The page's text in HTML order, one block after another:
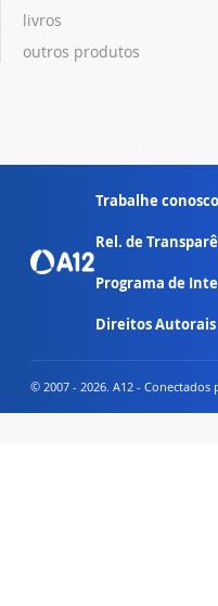
livros
outros produtos
Trabalhe conosco
Rel. de
Programa de
Direitos Autorais
© 2007 - 2026. A12 - Conectados